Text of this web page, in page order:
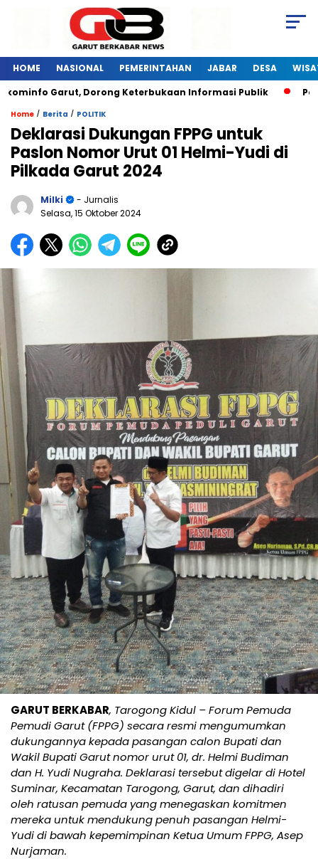
HOME NASIONAL PEMERINTAHAN JABAR DESA
Garut, Dorong Keterbukaan Informasi Publik
Home / Berita / POLITIK
Deklarasi Dukungan FPPG untuk
Paslon Nomor Urut 01 Helmi-Yudi di
Pilkada Garut 2024
Milki
- Jurnalis
Selasa, 15 Oktober 2024
GARUT BERKABAR, Tarogong Kidul – Forum Pemuda
Pemudi Garut (FPPG) secara resmi mengumumkan
dukungannya kepada pasangan calon Bupati dan
Wakil Bupati Garut nomor urut 01, dr. Helmi Budiman
dan H. Yudi Nugraha. Deklarasi tersebut digelar di Hotel
Suminar, Kecamatan Tarogong, Garut, dan dihadiri
oleh ratusan pemuda yang menegaskan komitmen
mereka untuk mendukung penuh pasangan Helmi-
Yudi di bawah kepemimpinan Ketua Umum FPPG, Asep
Nurjaman.